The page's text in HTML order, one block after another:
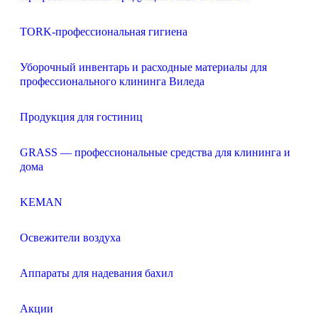
TORK-профессиональная гигиена
Уборочный инвентарь и расходные материалы для
профессионального клининга Виледа
Продукция для гостиниц
GRASS — профессиональные средства для клининга и
дома
KEMAN
Освежители воздуха
Аппараты для надевания бахил
Акции